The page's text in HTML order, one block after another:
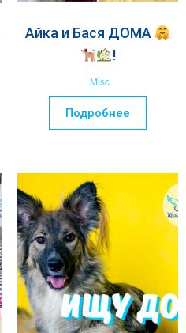
Айка и Бася ДОМА
!
Misc
Подробнее